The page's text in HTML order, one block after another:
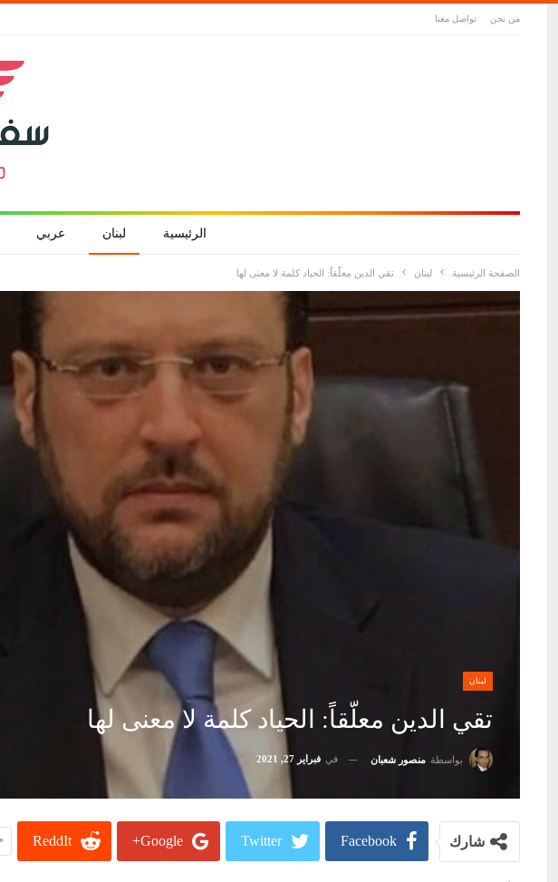
من نحن تواصل معنا
الرئيسية لبنان عربي
الصفحة الرئيسية لبنان تقي الدين معلّقاً: الحياد كلمة لا معنى لها
لبنان
تقي الدين معلّقاً: الحياد كلمة لا معنى لها
بواسطة منصور شعبان في فبراير 27, 2021
شارك Facebook
Twitter
Google+
ReddIt